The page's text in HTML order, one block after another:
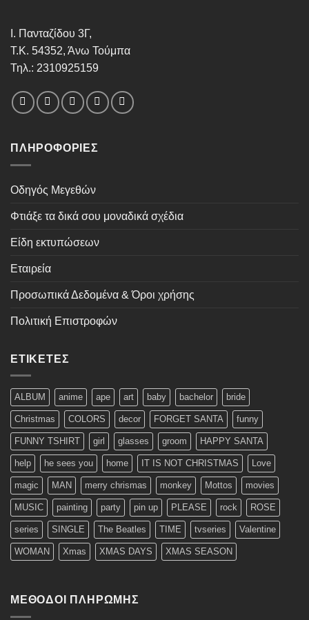
Ι. Πανταζίδου 3Γ,
Τ.Κ. 54352, Άνω Τούμπα
Τηλ.: 2310925159
ΠΛΗΡΟΦΟΡΊΕΣ
Οδηγός Μεγεθών
Φτιάξε τα δικά σου μοναδικά σχέδια
Είδη εκτυπώσεων
Εταιρεία
Προσωπικά Δεδομένα & Όροι χρήσης
Πολιτική Επιστροφών
ΕΤΙΚΈΤΕΣ
ALBUM anime ape art baby bachelor bride
Christmas COLORS decor FORGET SANTA funny
FUNNY TSHIRT girl glasses groom HAPPY SANTA
help he sees you home IT IS NOT CHRISTMAS Love
magic MAN merry chrismas monkey Mottos movies
MUSIC painting party pin up PLEASE rock ROSE
series SINGLE The Beatles TIME tvseries Valentine
WOMAN Xmas XMAS DAYS XMAS SEASON
ΜΈΘΟΔΟΙ ΠΛΗΡΩΜΉΣ